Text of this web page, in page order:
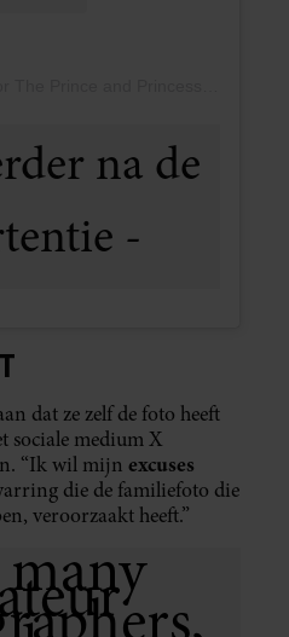
dat ze zelf de foto heeft
sociale medium X
“Ik wil mijn excuses
die de familiefoto die
veroorzaakt heeft.”